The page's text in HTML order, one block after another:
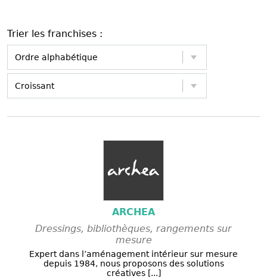
Trier les franchises :
ARCHEA
Dressings, bibliothèques, rangements sur
mesure
Expert dans l’aménagement intérieur sur mesure
depuis 1984, nous proposons des solutions
créatives [...]